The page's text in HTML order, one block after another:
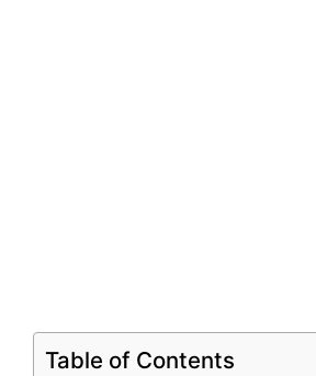
Table of Contents